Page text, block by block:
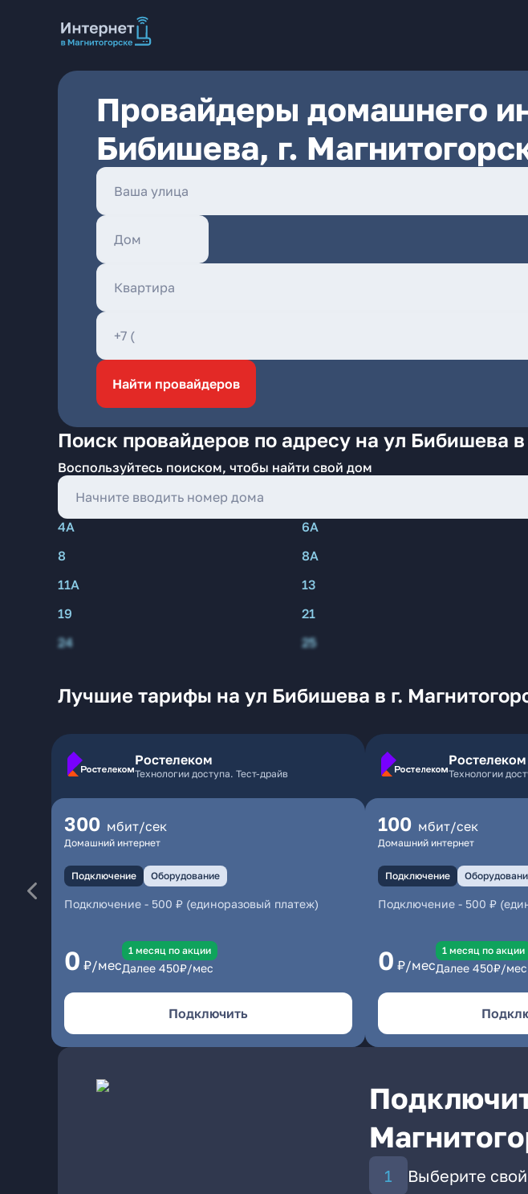
Провайдеры домашнего
Бибишева, г.
Найти провайдеров
Поиск провайдеров по адресу на ул Бибишева в
Воспользуйтесь поиском, чтобы найти свой дом
4А 6А
8
8А
11А
13
19
21
24
25
Лучшие тарифы на ул Бибишева в г.
Ростелеком
Технологии доступа. Тест-драйв
300 мбит/сек
Домашний интернет
Подключение Оборудование
Подключение - 500 ₽ (единоразовый платеж)
0 ₽/мес
1 месяц по акции
Далее 450₽/мес
Подключить
Ростелеком
Технологии
100 мбит/сек
Домашний интернет
Подключение
Подключение- 500 ₽
0 ₽/мес
1 месяц по акции
Далее 450₽/мес
Выберите